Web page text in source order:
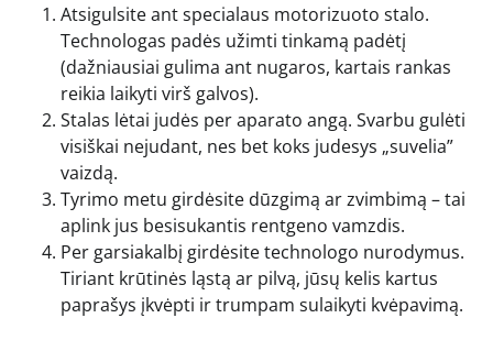
Atsigulsite ant specialaus motorizuoto stalo.
Technologas padės užimti tinkamą padėtį
(dažniausiai gulima ant nugaros, kartais rankas
reikia laikyti virš galvos).
Stalas lėtai judės per aparato angą. Svarbu gulėti
visiškai nejudant, nes bet koks judesys „suvelia”
vaizdą.
Tyrimo metu girdėsite dūzgimą ar zvimbimą – tai
aplink jus besisukantis rentgeno vamzdis.
Per garsiakalbį girdėsite technologo nurodymus.
Tiriant krūtinės ląstą ar pilvą, jūsų kelis kartus
paprašys įkvėpti ir trumpam sulaikyti kvėpavimą.